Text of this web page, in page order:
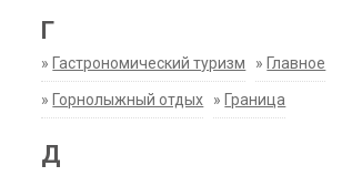
Г
» Гастрономический туризм » Главное
» Горнолыжный отдых » Граница
Д